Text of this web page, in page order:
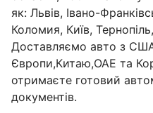
як: Львів, Івано-
Коломия, Київ,
Доставляємо авто з
Європи,Китаю,ОАЕ та
отримаєте готовий
документів.